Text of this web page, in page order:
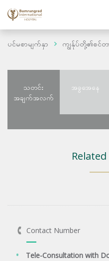
ပင်မစာမျက်နှာ ကျွန်ုပ်တို့၏စင်တာ
သတင်း
အချက်အလက်
အခွအေနေ
Contact Number
Tele-Consultation with